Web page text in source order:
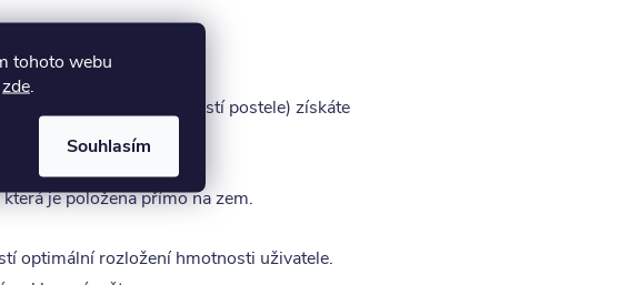
tohoto webu
zde.
Souhlasím
roštu (součástí postele) získáte
je položena přímo na zem.
optimální rozložení hmotnosti uživatele.